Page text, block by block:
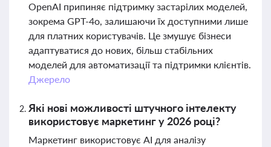
OpenAI припиняє підтримку застарілих моделей,
зокрема GPT-4o, залишаючи їх доступними лише
для платних користувачів. Це змушує бізнеси
адаптуватися до нових, більш стабільних
моделей для автоматизації та підтримки клієнтів.
Джерело
Які нові можливості штучного інтелекту
використовує маркетинг у 2026 році?
Маркетинг використовує AI для аналізу